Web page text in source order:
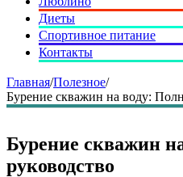
Диеты
Спортивное питание
Контакты
Главная/Полезное/
Бурение скважин на воду:
Бурение скважин
руководство